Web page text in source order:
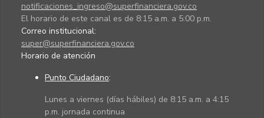
notificaciones_ingreso@superfinanciera.gov.co
El horario de este canal es de 8:15 a.m. a 5:00 p.m.
Correo institucional:
super@superfinanciera.gov.co
Horario de atención
Punto Ciudadano:
Lunes a viernes (días hábiles) de 8:15 a.m. a 4:15
p.m. jornada continua